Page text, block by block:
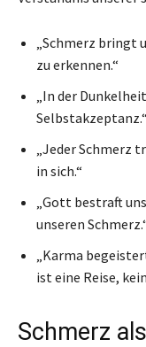
„Schmerz bringt
zu erkennen.“
„In der
Selbstakzeptanz.“
„Jeder
in sich.“
„Gott bestraft
unseren
„Karma
ist eine Reise,
Schmerz